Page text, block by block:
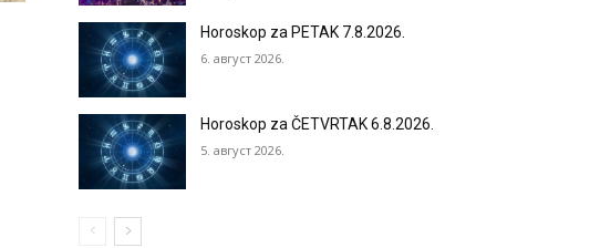
Horoskop za PETAK 7.8.2026.
6. август 2026.
Horoskop za ČETVRTAK 6.8.2026.
5. август 2026.